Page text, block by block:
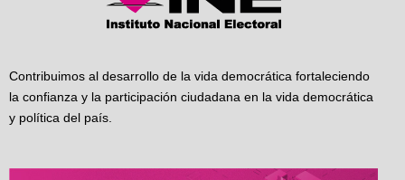
Contribuimos al desarrollo de la vida democrática fortaleciendo
la confianza y la participación ciudadana en la vida democrática
y política del país.